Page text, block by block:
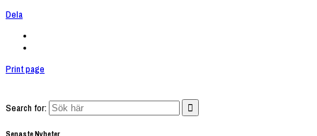
Dela
Print page
Search for:
Senaste Nyheter